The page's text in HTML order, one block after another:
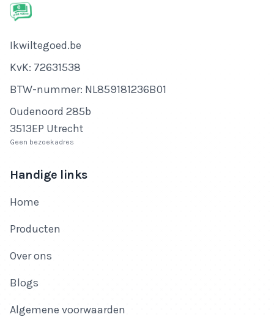
Bedrijfsnaam
Ikwiltegoed.be
KvK-nummer
KvK: 72631538
Btw-nummer
BTW-nummer: NL859181236B01
Adres
Oudenoord 285b
3513EP Utrecht
Geen bezoekadres
Handige links
Home
Producten
Over ons
Blogs
Algemene voorwaarden